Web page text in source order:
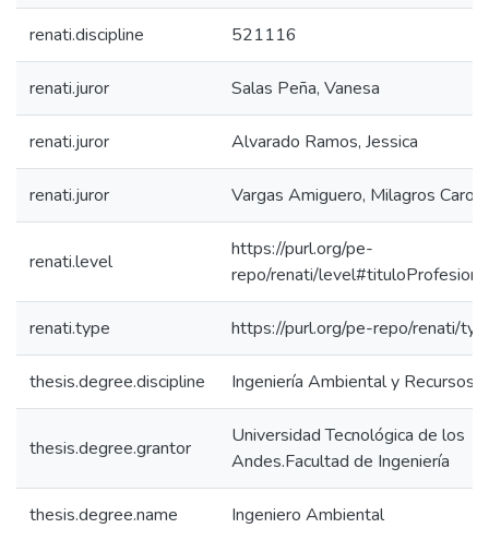
renati.discipline 521116
renati.juror Salas Peña, Vanesa
renati.juror Alvarado Ramos, Jessica
renati.juror Vargas Amiguero, Milagros
renati.level
https://purl.org/pe-
repo/renati/
renati.type https://purl.org/pe-repo/renati/
thesis.degree.discipline Ingeniería Ambiental y Recursos
thesis.degree.grantor
Universidad Tecnológica de los
Andes.Facultad de Ingeniería
thesis.degree.name Ingeniero Ambiental